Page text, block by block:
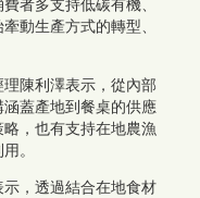
者多支持低碳有機、
動生產方式的轉型、
陳利澤表示，從內部
蓋產地到餐桌的供應
，也有支持在地農漁
。
，透過結合在地食材